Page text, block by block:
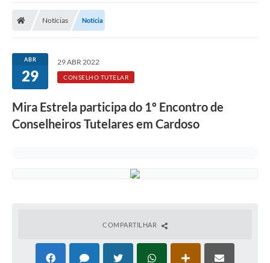
Notícias Notícia
ABR
29
29 ABR 2022
CONSELHO TUTELAR
Mira Estrela participa do 1º Encontro de
Conselheiros Tutelares em Cardoso
COMPARTILHAR